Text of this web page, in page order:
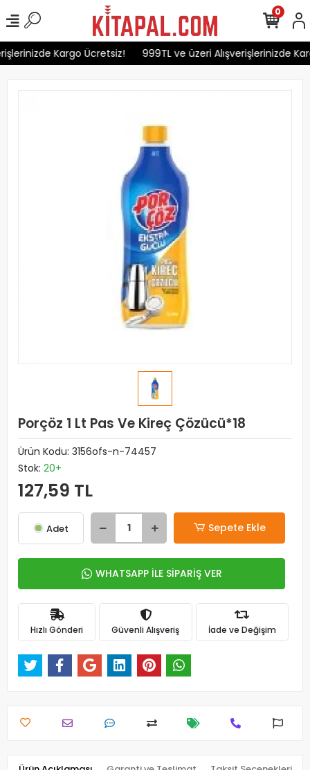
Kargo Ücretsiz! 999TL ve üzeri Alışverişlerinizde
0
Porçöz 1 Lt Pas Ve Kireç Çözücü*18
Ürün Kodu: 3156ofs-n-74457
Stok: 20+
127,59 TL
Adet Sepete Ekle
WHATSAPP İLE SİPARİŞ VER
Hızlı Gönderi Güvenli Alışveriş İade ve Değişim